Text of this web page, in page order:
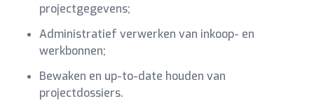
projectgegevens;
Administratief verwerken van inkoop- en
werkbonnen;
Bewaken en up-to-date houden van
projectdossiers.